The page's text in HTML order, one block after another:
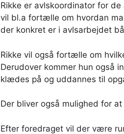
Rikke er avlskoordinator for
vil bl.a fortælle om hvordan
der konkret er i avlsarbejdet
Rikke vil også fortælle om
Derudover kommer hun også
klædes på og uddannes til
Der bliver også mulighed for
Efter foredraget vil der være